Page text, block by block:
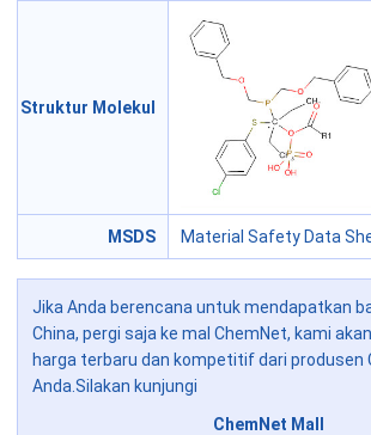
Struktur Molekul
MSDS Material Safety Data
Jika Anda berencana untuk mendapatkan
China, pergi saja ke mal ChemNet, kami
harga terbaru dan kompetitif dari produsen
Anda.Silakan kunjungi
ChemNet Mall